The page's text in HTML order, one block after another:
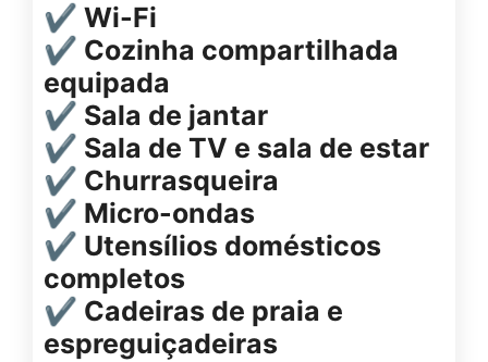
✔ Wi-Fi
✔ Cozinha compartilhada
equipada
✔ Sala de jantar
✔ Sala de TV e sala de estar
✔ Churrasqueira
✔ Micro-ondas
✔ Utensílios domésticos
completos
✔ Cadeiras de praia e
espreguiçadeiras